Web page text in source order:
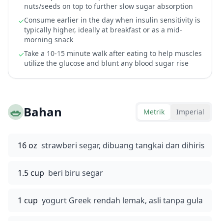
nuts/seeds on top to further slow sugar absorption
✓Consume earlier in the day when insulin sensitivity is
typically higher, ideally at breakfast or as a mid-
morning snack
✓Take a 10-15 minute walk after eating to help muscles
utilize the glucose and blunt any blood sugar rise
🥗Bahan Metrik Imperial
16 oz strawberi segar, dibuang tangkai dan dihiris
1.5 cup beri biru segar
1 cup yogurt Greek rendah lemak, asli tanpa gula